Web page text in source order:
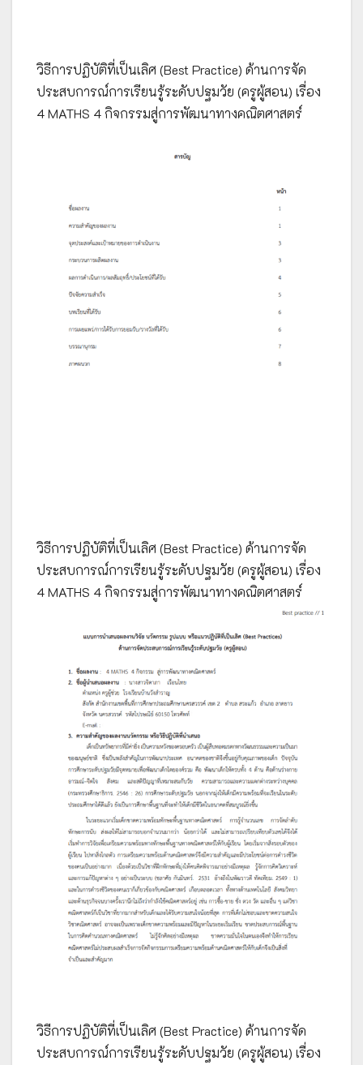
วิธีการปฏิบัติที่เป็นเลิศ (Best Practice) ด้านการจัด
ประสบการณ์การเรียนรู้ระดับปฐมวัย (ครูผู้สอน) เรื่อง
4 MATHS 4 กิจกรรมสู่การพัฒนาทางคณิตศาสตร์
วิธีการปฏิบัติที่เป็นเลิศ (Best Practice) ด้านการจัด
ประสบการณ์การเรียนรู้ระดับปฐมวัย (ครูผู้สอน) เรื่อง
4 MATHS 4 กิจกรรมสู่การพัฒนาทางคณิตศาสตร์
วิธีการปฏิบัติที่เป็นเลิศ (Best Practice) ด้านการจัด
ประสบการณ์การเรียนรู้ระดับปฐมวัย (ครูผู้สอน) เรื่อง